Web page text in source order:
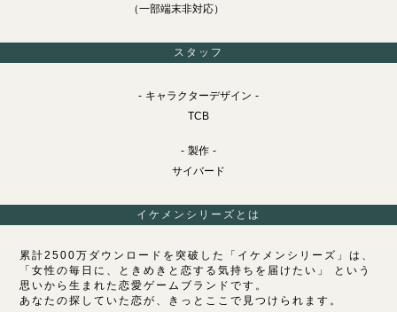
（一部端末非対応）
スタッフ
キャラクターデザイン
TCB
製作
サイバード
イケメンシリーズとは
累計2500万ダウンロードを突破した「イケメンシリーズ」は、
「女性の毎日に、ときめきと恋する気持ちを届けたい」 という
思いから生まれた恋愛ゲームブランドです。
あなたの探していた恋が、きっとここで見つけられます。